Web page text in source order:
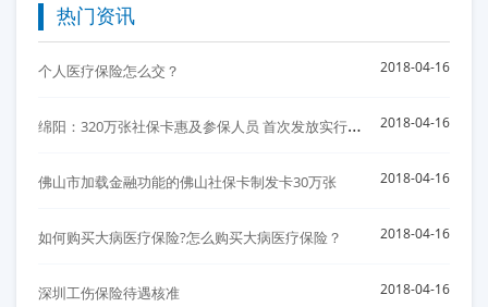
热门资讯
个人医疗保险怎么交？ 2018-04-16
绵
阳：320万张社保卡惠及参保人员 首次发放实行免费 2018-04-16
佛山市加载金融功能的佛山社保卡制发卡30万张 2018-04-16
如何购买大病医疗保险?怎么购买大病医疗保险？ 2018-04-16
深圳工伤保险待遇核准 2018-04-16